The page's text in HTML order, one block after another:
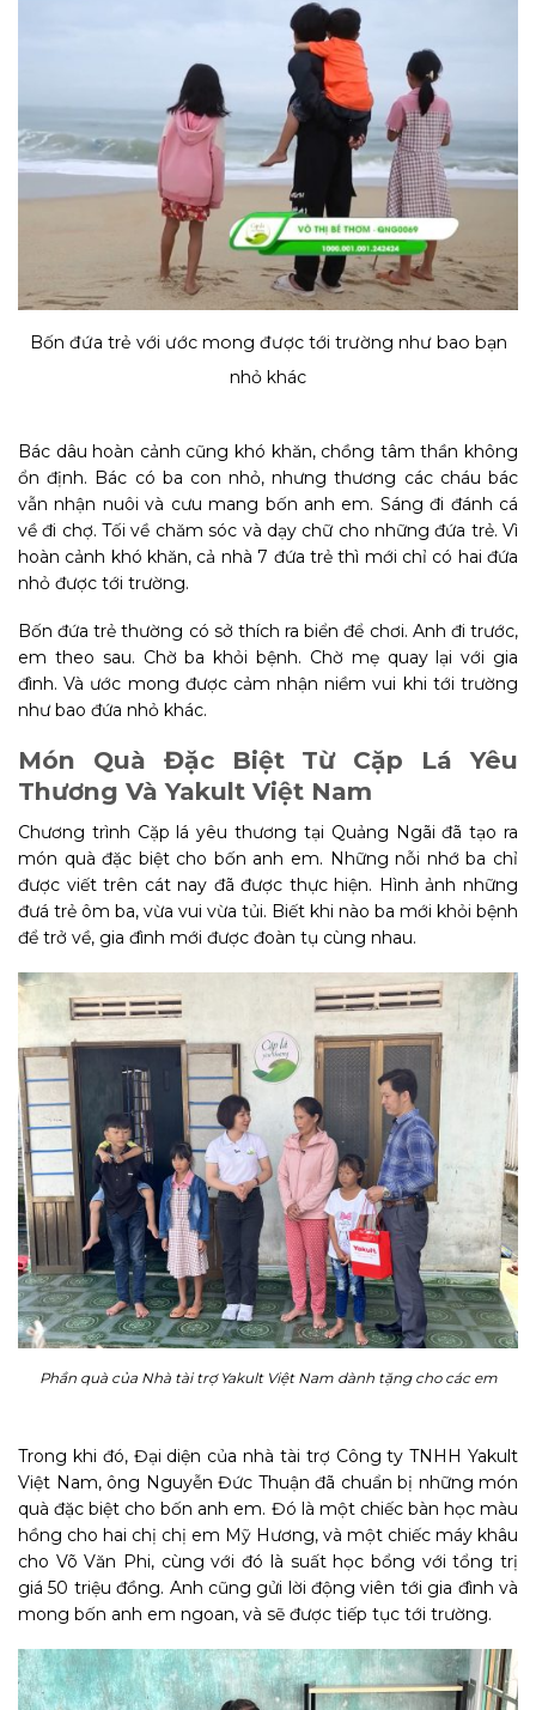
Bốn đứa trẻ với ước mong được tới trường như bao bạn
nhỏ khác
Bác dâu hoàn cảnh cũng khó khăn, chồng tâm thần không
ổn định. Bác có ba con nhỏ, nhưng thương các cháu bác
vẫn nhận nuôi và cưu mang bốn anh em. Sáng đi đánh cá
về đi chợ. Tối về chăm sóc và dạy chữ cho những đứa trẻ. Vì
hoàn cảnh khó khăn, cả nhà 7 đứa trẻ thì mới chỉ có hai đứa
nhỏ được tới trường.
Bốn đứa trẻ thường có sở thích ra biển để chơi. Anh đi trước,
em theo sau. Chờ ba khỏi bệnh. Chờ mẹ quay lại với gia
đình. Và ước mong được cảm nhận niềm vui khi tới trường
như bao đứa nhỏ khác.
Món Quà Đặc Biệt Từ Cặp Lá Yêu
Thương Và Yakult Việt Nam
Chương trình Cặp lá yêu thương tại Quảng Ngãi đã tạo ra
món quà đặc biệt cho bốn anh em. Những nỗi nhớ ba chỉ
được viết trên cát nay đã được thực hiện. Hình ảnh những
đưá trẻ ôm ba, vừa vui vừa tủi. Biết khi nào ba mới khỏi bệnh
để trở về, gia đình mới được đoàn tụ cùng nhau.
Phần quà của Nhà tài trợ Yakult Việt Nam dành tặng cho các em
Trong khi đó, Đại diện của nhà tài trợ Công ty TNHH Yakult
Việt Nam, ông Nguyễn Đức Thuận đã chuẩn bị những món
quà đặc biệt cho bốn anh em. Đó là một chiếc bàn học màu
hồng cho hai chị chị em Mỹ Hương, và một chiếc máy khâu
cho Võ Văn Phi, cùng với đó là suất học bổng với tổng trị
giá 50 triệu đồng. Anh cũng gửi lời động viên tới gia đình và
mong bốn anh em ngoan, và sẽ được tiếp tục tới trường.